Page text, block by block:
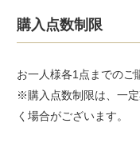
購入点数制限
お一人様各1点までのご
※購入点数制限は、一
く場合がございます。